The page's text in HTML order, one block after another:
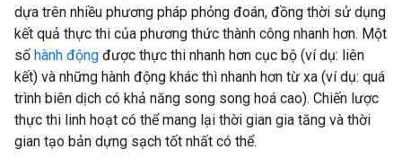
dựa trên nhiều phương pháp phỏng đoán, đồng thời sử dụng
kết quả thực thi của phương thức thành công nhanh hơn. Một
số hành động được thực thi nhanh hơn cục bộ (ví dụ: liên
kết) và những hành động khác thì nhanh hơn từ xa (ví dụ: quá
trình biên dịch có khả năng song song hoá cao). Chiến lược
thực thi linh hoạt có thể mang lại thời gian gia tăng và thời
gian tạo bản dựng sạch tốt nhất có thể.